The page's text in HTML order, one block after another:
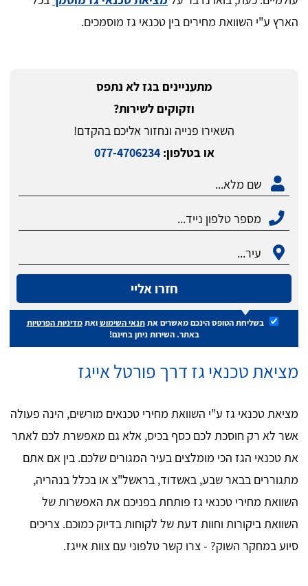
הארץ ע"י השוואת מחירים בין טכנאי גז מוסמכים.
מתעניינים בגז לא נתפס
וזקוקים לשירות?
השאירו פנייה ונחזור אליכם בהקדם!
או בטלפון:077-4706234
חזרו אליי
בשליחת הטופס הינכם מאשרים אתתנאי השימושואתמדיניות הפרטיות
באתר. השירות ניתן בחינם!
מציאת טכנאי גז דרך פורטל אייגז
מציאת טכנאי גז ע"י השוואת מחירי טכנאים מורשים, הינה פעולה
אשר לא רק חוסכת לכם כסף בכיס, אלא גם מאפשרת לכם לאתר
את טכנאי הגז הכי מומלצים בעיר המגורים שלכם. בין אם אתם
מתגוררים בבאר שבע, באשדוד, בראשל"צ או בכלל בנהריה,
השוואת מחירי טכנאי גז פותחת בפניכם את האפשרות של
השוואת ביקורות וחוות דעת של לקוחות בדיוק כמוכם. צריכים
סיוע במחקר השוק? - צרו קשר טלפוני עם צוות אייגז.